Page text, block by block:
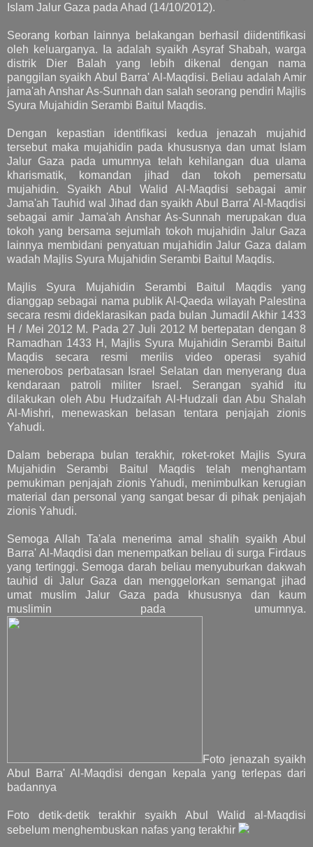
Islam Jalur Gaza pada Ahad (14/10/2012).
Seorang korban lainnya belakangan berhasil diidentifikasi
oleh keluarganya. Ia adalah syaikh Asyraf Shabah, warga
distrik Dier Balah yang lebih dikenal dengan nama
panggilan syaikh Abul Barra' Al-Maqdisi. Beliau adalah Amir
jama'ah Anshar As-Sunnah dan salah seorang pendiri Majlis
Syura Mujahidin Serambi Baitul Maqdis.
Dengan kepastian identifikasi kedua jenazah mujahid
tersebut maka mujahidin pada khususnya dan umat Islam
Jalur Gaza pada umumnya telah kehilangan dua ulama
kharismatik, komandan jihad dan tokoh pemersatu
mujahidin. Syaikh Abul Walid Al-Maqdisi sebagai amir
Jama'ah Tauhid wal Jihad dan syaikh Abul Barra' Al-Maqdisi
sebagai amir Jama'ah Anshar As-Sunnah merupakan dua
tokoh yang bersama sejumlah tokoh mujahidin Jalur Gaza
lainnya membidani penyatuan mujahidin Jalur Gaza dalam
wadah Majlis Syura Mujahidin Serambi Baitul Maqdis.
Majlis Syura Mujahidin Serambi Baitul Maqdis yang
dianggap sebagai nama publik Al-Qaeda wilayah Palestina
secara resmi dideklarasikan pada bulan Jumadil Akhir 1433
H / Mei 2012 M. Pada 27 Juli 2012 M bertepatan dengan 8
Ramadhan 1433 H, Majlis Syura Mujahidin Serambi Baitul
Maqdis secara resmi merilis video operasi syahid
menerobos perbatasan Israel Selatan dan menyerang dua
kendaraan patroli militer Israel. Serangan syahid itu
dilakukan oleh Abu Hudzaifah Al-Hudzali dan Abu Shalah
Al-Mishri, menewaskan belasan tentara penjajah zionis
Yahudi.
Dalam beberapa bulan terakhir, roket-roket Majlis Syura
Mujahidin Serambi Baitul Maqdis telah menghantam
pemukiman penjajah zionis Yahudi, menimbulkan kerugian
material dan personal yang sangat besar di pihak penjajah
zionis Yahudi.
Semoga Allah Ta'ala menerima amal shalih syaikh Abul
Barra' Al-Maqdisi dan menempatkan beliau di surga Firdaus
yang tertinggi. Semoga darah beliau menyuburkan dakwah
tauhid di Jalur Gaza dan menggelorkan semangat jihad
umat muslim Jalur Gaza pada khususnya dan kaum
muslimin pada umumnya.
Foto jenazah syaikh
Abul Barra' Al-Maqdisi dengan kepala yang terlepas dari
badannya
Foto detik-detik terakhir syaikh Abul Walid al-Maqdisi
sebelum menghembuskan nafas yang terakhir